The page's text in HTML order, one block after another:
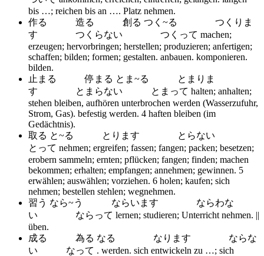
bis …; reichen bis an …. Platz nehmen.
作る 造る 創る つく~る つくりま
す つくらない つくって machen;
erzeugen; hervorbringen; herstellen; produzieren; anfertigen;
schaffen; bilden; formen; gestalten. anbauen. komponieren.
bilden.
止まる 停まる とま~る とまりま
す とまらない とまって halten; anhalten;
stehen bleiben, aufhören unterbrochen werden (Wasserzufuhr,
Strom, Gas). befestig werden. 4 haften bleiben (im
Gedächtnis).
取る と~る とります とらない
とって nehmen; ergreifen; fassen; fangen; packen; besetzen;
erobern sammeln; ernten; pflücken; fangen; finden; machen
bekommen; erhalten; empfangen; annehmen; gewinnen. 5
erwählen; auswählen; vorziehen. 6 holen; kaufen; sich
nehmen; bestellen stehlen; wegnehmen.
習う なら~う ならいます ならわな
い ならって lernen; studieren; Unterricht nehmen. ||
üben.
成る 為る なる なります ならな
い なって . werden. sich entwickeln zu …; sich